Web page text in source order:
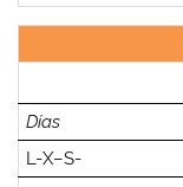
Días
L-X–S-